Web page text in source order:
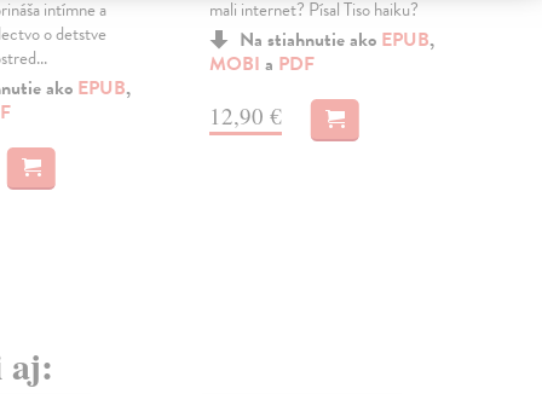
intímne a
o detstve
ako EPUB,
mali internet? Písal Tiso haiku?
Na stiahnutie ako EPUB,
MOBI a PDF
12,90 €
aj: